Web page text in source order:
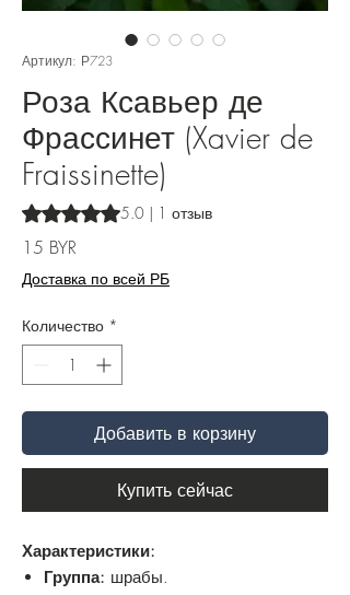
Артикул: Р723
Роза Ксавьер де
Фрассинет (Xavier de
Fraissinette)
Оценка 5.0 из пяти звезд на основе 1
5.0 | 1 отзыв
15 BYR
Доставка по всей РБ
Количество *
Добавить в корзину
Купить сейчас
Характеристики:
Группа: шрабы.